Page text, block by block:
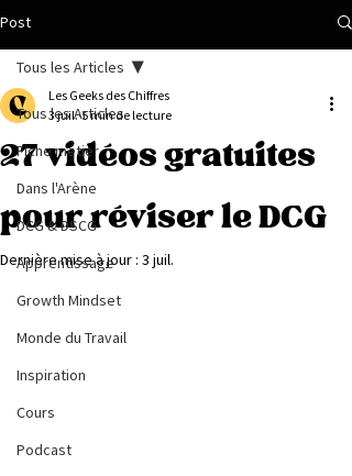
Post
Tous les Articles
Fiche métier
Dans l'Arène
DCG & DSCG
Apprentissage
Growth Mindset
Monde du Travail
Inspiration
Cours
Podcast
Tous les Articles
27 vidéos gratuites
pour réviser le DCG
Les Geeks des Chiffres
3 juil. 5 min de lecture
Dernière mise à jour : 3 juil.